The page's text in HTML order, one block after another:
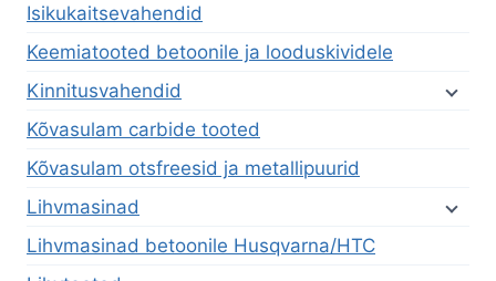
Isikukaitsevahendid
Keemiatooted betoonile ja looduskividele
Kinnitusvahendid
Kõvasulam carbide tooted
Kõvasulam otsfreesid ja metallipuurid
Lihvmasinad
Lihvmasinad betoonile Husqvarna/HTC